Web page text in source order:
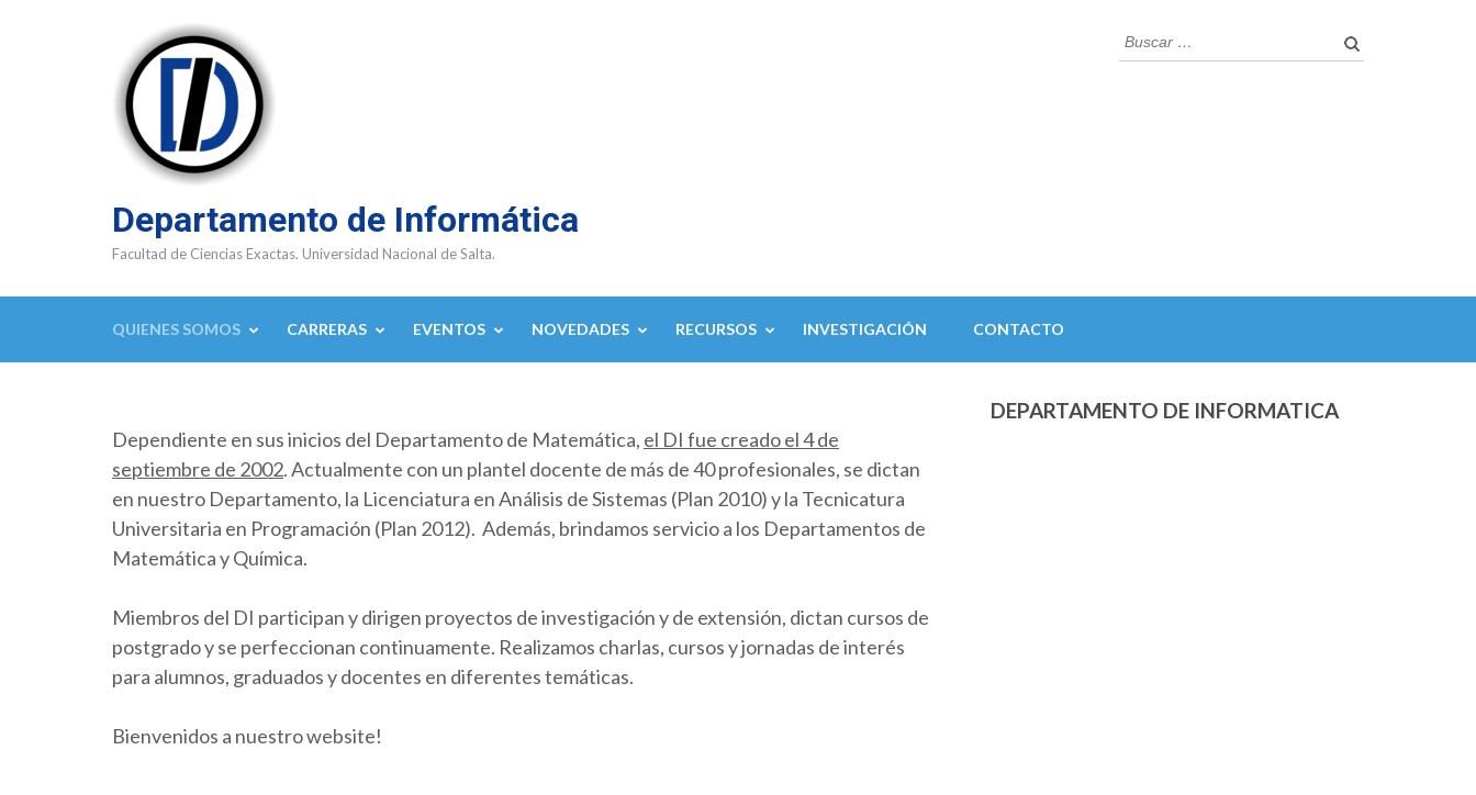
Departamento de Informática
Facultad de Ciencias Exactas. Universidad Nacional de Salta.
Buscar:
QUIENES SOMOS CARRERAS EVENTOS NOVEDADES RECURSOS INVESTIGACIÓN CONTACTO
Dependiente en sus inicios del Departamento de Matemática, el DI fue creado el 4 de
septiembre de 2002. Actualmente con un plantel docente de más de 40 profesionales, se dictan
en nuestro Departamento, la Licenciatura en Análisis de Sistemas (Plan 2010) y la Tecnicatura
Universitaria en Programación (Plan 2012). Además, brindamos servicio a los Departamentos de
Matemática y Química.
Miembros del DI participan y dirigen proyectos de investigación y de extensión, dictan cursos de
postgrado y se perfeccionan continuamente. Realizamos charlas, cursos y jornadas de interés
para alumnos, graduados y docentes en diferentes temáticas.
Bienvenidos a nuestro website!
DEPARTAMENTO DE INFORMATICA